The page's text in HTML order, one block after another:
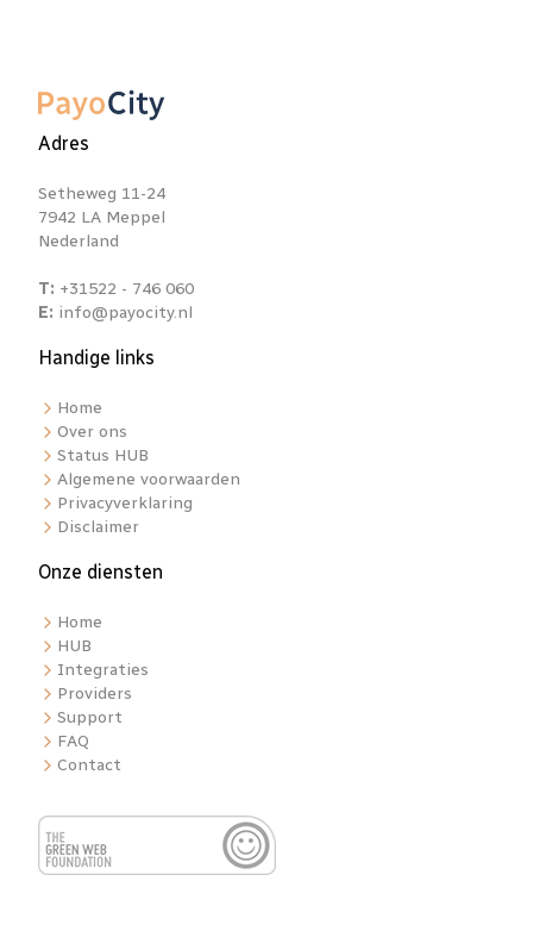
Adres
Setheweg 11-24
7942 LA Meppel
Nederland
T: +31522 - 746 060
E: info@payocity.nl
Handige links
Home
Over ons
Status HUB
Algemene voorwaarden
Privacyverklaring
Disclaimer
Onze diensten
Home
HUB
Integraties
Providers
Support
FAQ
Contact